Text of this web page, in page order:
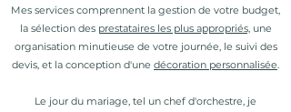
Mes services comprennent la gestion de votre budget,
la sélection des prestataires les plus appropriés,une
organisation minutieuse de votre journée, le suivi des
devis, et la conception d'une décoration personnalisée.
Le jour du mariage, tel un chef d'orchestre, je